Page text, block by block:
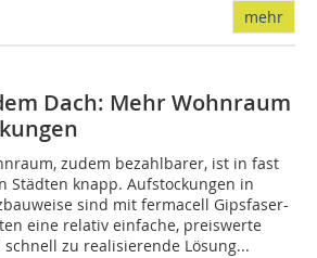
mehr
Dach: Mehr Wohnraum
zudem bezahlbarer, ist in fast
Städten knapp. Aufstockungen in
sind mit fermacell Gipsfaser-
eine relativ einfache, preiswerte
schnell zu realisierende Lösung...